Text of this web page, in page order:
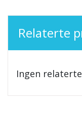
Relaterte
Ingen